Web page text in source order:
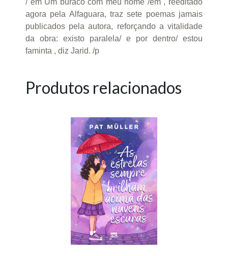
/ em Um buraco com meu nome /em , reeditado
agora pela Alfaguara, traz sete poemas jamais
publicados pela autora, reforçando a vitalidade
da obra: existo paralela/ e por dentro/ estou
faminta , diz Jarid. /p
Produtos relacionados